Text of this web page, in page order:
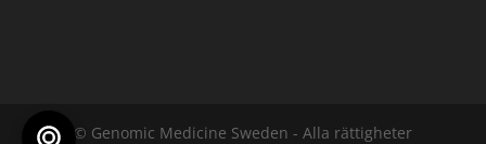
© Genomic Medicine Sweden - Alla rättigheter